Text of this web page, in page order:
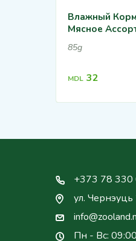
Влажный
Мясное
85g
MDL 32
+373 78 330
ул.
Пн - Вс: